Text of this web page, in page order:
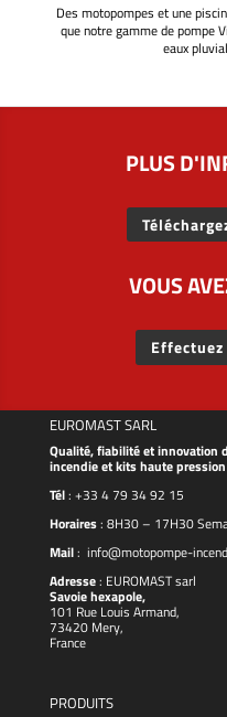
Des motopompes et une
que notre gamme de pompe
eaux
PLUS
VOUS
EUROMAST SARL
Qualité, fiabilité et innovation
incendie et kits haute
Tél: +33 4 79 34 92 15
Horaires: 8H30 – 17H30
Mail: info@motopompe-
Adresse: EUROMASTsarl
Savoie hexapole,
101 Rue Louis Armand,
73420 Mery,
France
PRODUITS